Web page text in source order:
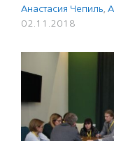
Анастасия Чепиль,
02.11.2018